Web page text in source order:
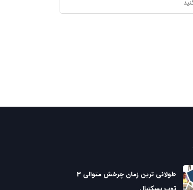
طولانی ترین زمان چرخش متوالی 3